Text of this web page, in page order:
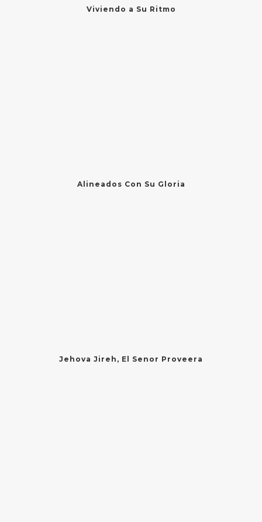
Viviendo a Su Ritmo
Alineados Con Su Gloria
Jehova Jireh, El Senor Proveera